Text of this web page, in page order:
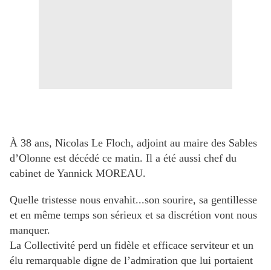
À 38 ans, Nicolas Le Floch, adjoint au maire des Sables
d’Olonne est décédé ce matin. Il a été aussi chef du
cabinet de Yannick MOREAU.
Quelle tristesse nous envahit...son sourire, sa gentillesse
et en même temps son sérieux et sa discrétion vont nous
manquer.
La Collectivité perd un fidèle et efficace serviteur et un
élu remarquable digne de l’admiration que lui portaient